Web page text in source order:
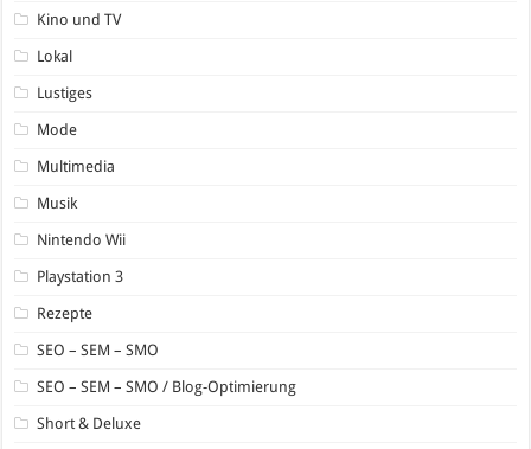
Kino und TV
Lokal
Lustiges
Mode
Multimedia
Musik
Nintendo Wii
Playstation 3
Rezepte
SEO – SEM – SMO
SEO – SEM – SMO / Blog-Optimierung
Short & Deluxe